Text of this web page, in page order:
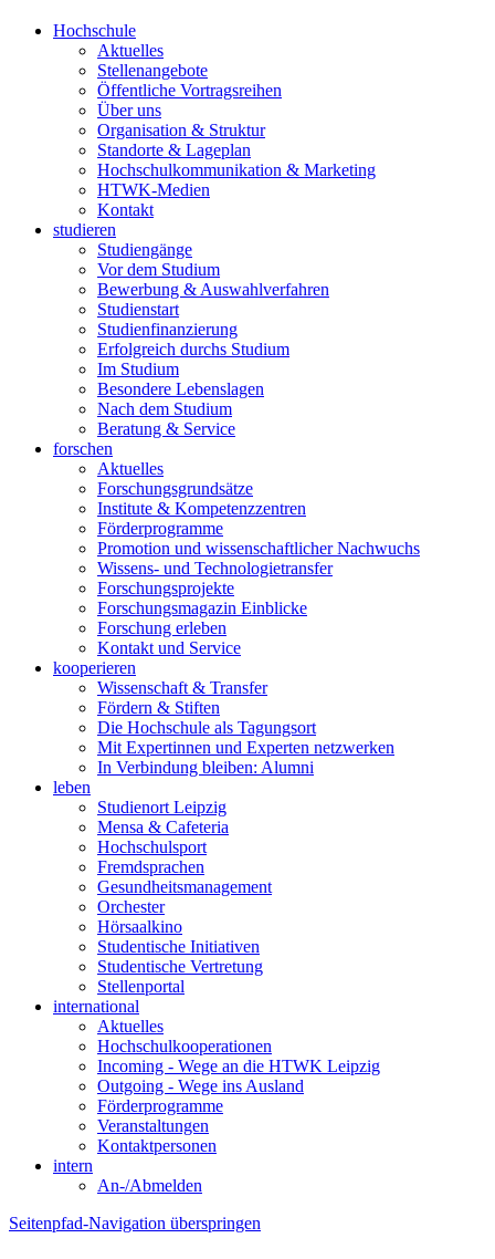
Hochschule
Aktuelles
Stellenangebote
Öffentliche Vortragsreihen
Über uns
Organisation & Struktur
Standorte & Lageplan
Hochschulkommunikation & Marketing
HTWK-Medien
Kontakt
studieren
Studiengänge
Vor dem Studium
Bewerbung & Auswahlverfahren
Studienstart
Studienfinanzierung
Erfolgreich durchs Studium
Im Studium
Besondere Lebenslagen
Nach dem Studium
Beratung & Service
forschen
Aktuelles
Forschungsgrundsätze
Institute & Kompetenzzentren
Förderprogramme
Promotion und wissenschaftlicher Nachwuchs
Wissens- und Technologietransfer
Forschungsprojekte
Forschungsmagazin Einblicke
Forschung erleben
Kontakt und Service
kooperieren
Wissenschaft & Transfer
Fördern & Stiften
Die Hochschule als Tagungsort
Mit Expertinnen und Experten netzwerken
In Verbindung bleiben: Alumni
leben
Studienort Leipzig
Mensa & Cafeteria
Hochschulsport
Fremdsprachen
Gesundheitsmanagement
Orchester
Hörsaalkino
Studentische Initiativen
Studentische Vertretung
Stellenportal
international
Aktuelles
Hochschulkooperationen
Incoming - Wege an die HTWK Leipzig
Outgoing - Wege ins Ausland
Förderprogramme
Veranstaltungen
Kontaktpersonen
intern
An-/Abmelden
Seitenpfad-Navigation überspringen